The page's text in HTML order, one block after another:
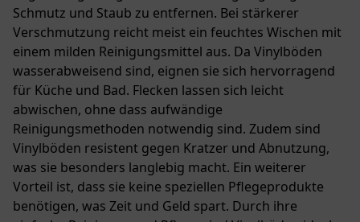
Schmutz und Staub zu entfernen. Bei stärkerer
Verschmutzung reicht meist ein feuchtes Wischen mit
einem milden Reinigungsmittel aus. Da Vinylböden
wasserabweisend sind, eignen sie sich hervorragend
für Küche und Bad. Flecken lassen sich leicht
abwischen, ohne dass aufwändige
Reinigungsmethoden notwendig sind. Zudem sind
Vinylböden resistent gegen Kratzer und Abnutzung,
was sie besonders langlebig macht. Ein weiterer
Vorteil ist, dass sie keine speziellen Pflegeprodukte
benötigen, was Zeit und Geld spart. Durch ihre